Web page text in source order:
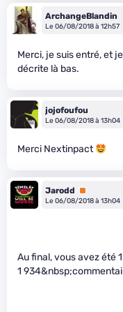
ArchangeBlandin
Le 06/08/2018 à 12h57
Merci, je suis entré, et
décrite là bas.
jojofoufou
Le 06/08/2018 à 13h04
Merci Nextinpact
Jarodd
Premium
Le 06/08/2018 à 13h04
Au final, vous avez été
1